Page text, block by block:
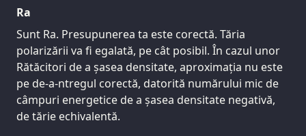
Ra
Sunt Ra. Presupunerea ta este corectă. Tăria
polarizării va fi egalată, pe cât posibil. În cazul unor
Rătăcitori de a șasea densitate, aproximația nu este
pe de-a-ntregul corectă, datorită numărului mic de
câmpuri energetice de a șasea densitate negativă,
de tărie echivalentă.